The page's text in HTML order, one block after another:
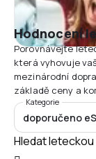
Hodnocení
Porovnávejte
která vyhovuje
mezinárodní
základě ceny a
Kategorie
doporučeno
Hledat